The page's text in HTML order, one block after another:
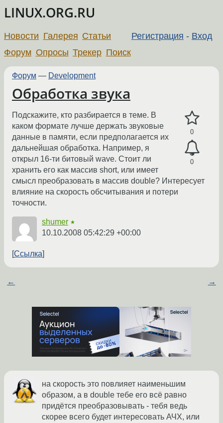
LINUX.ORG.RU
Регистрация - Вход
Новости Галерея Статьи
Форум Опросы Трекер Поиск
Форум — Development
Обработка звука
0
0
Подскажите, кто разбирается в теме. В
каком формате лучше держать звуковые
данные в памяти, если предполагается их
дальнейшая обработка. Например, я
открыл 16-ти битовый wave. Стоит ли
хранить его как массив short, или имеет
смысл преобразовать в массив double? Интересует
влияние на скорость обсчитывания и потери
точности.
shumer ★
10.10.2008 05:42:29 +00:00
Ссылка
← →
на скорость это повлияет наименьшим
образом, а в double тебе его всё равно
придётся преобразовывать - тебя ведь
скорее всего будет интересовать АЧХ, или